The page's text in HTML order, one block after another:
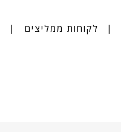
לקוחות ממליצים